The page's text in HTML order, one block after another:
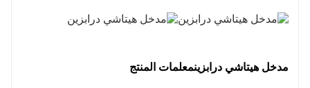
مدخل هيتاشي درابزينمعلمات المنتج